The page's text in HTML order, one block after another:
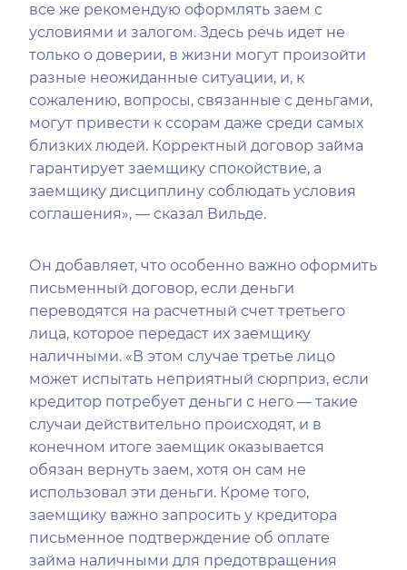
все же рекомендую оформлять заем с
условиями и залогом. Здесь речь идет не
только о доверии, в жизни могут произойти
разные неожиданные ситуации, и, к
сожалению, вопросы, связанные с деньгами,
могут привести к ссорам даже среди самых
близких людей. Корректный договор займа
гарантирует заемщику спокойствие, а
заемщику дисциплину соблюдать условия
соглашения», — сказал Вильде.
Он добавляет, что особенно важно оформить
письменный договор, если деньги
переводятся на расчетный счет третьего
лица, которое передаст их заемщику
наличными. «В этом случае третье лицо
может испытать неприятный сюрприз, если
кредитор потребует деньги с него — такие
случаи действительно происходят, и в
конечном итоге заемщик оказывается
обязан вернуть заем, хотя он сам не
использовал эти деньги. Кроме того,
заемщику важно запросить у кредитора
письменное подтверждение об оплате
займа наличными для предотвращения